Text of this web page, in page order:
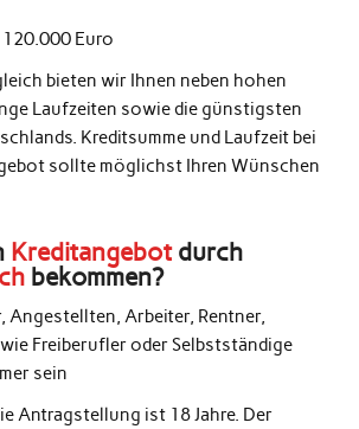
Euro
bieten wir Ihnen neben hohen
Laufzeiten sowie die günstigsten
Kreditsumme und Laufzeit bei
sollte möglichst Ihren Wünschen
Kreditangebotdurch
bekommen?
Angestellten, Arbeiter, Rentner,
Freiberufler oder Selbstständige
sein
Antragstellung ist 18 Jahre. Der